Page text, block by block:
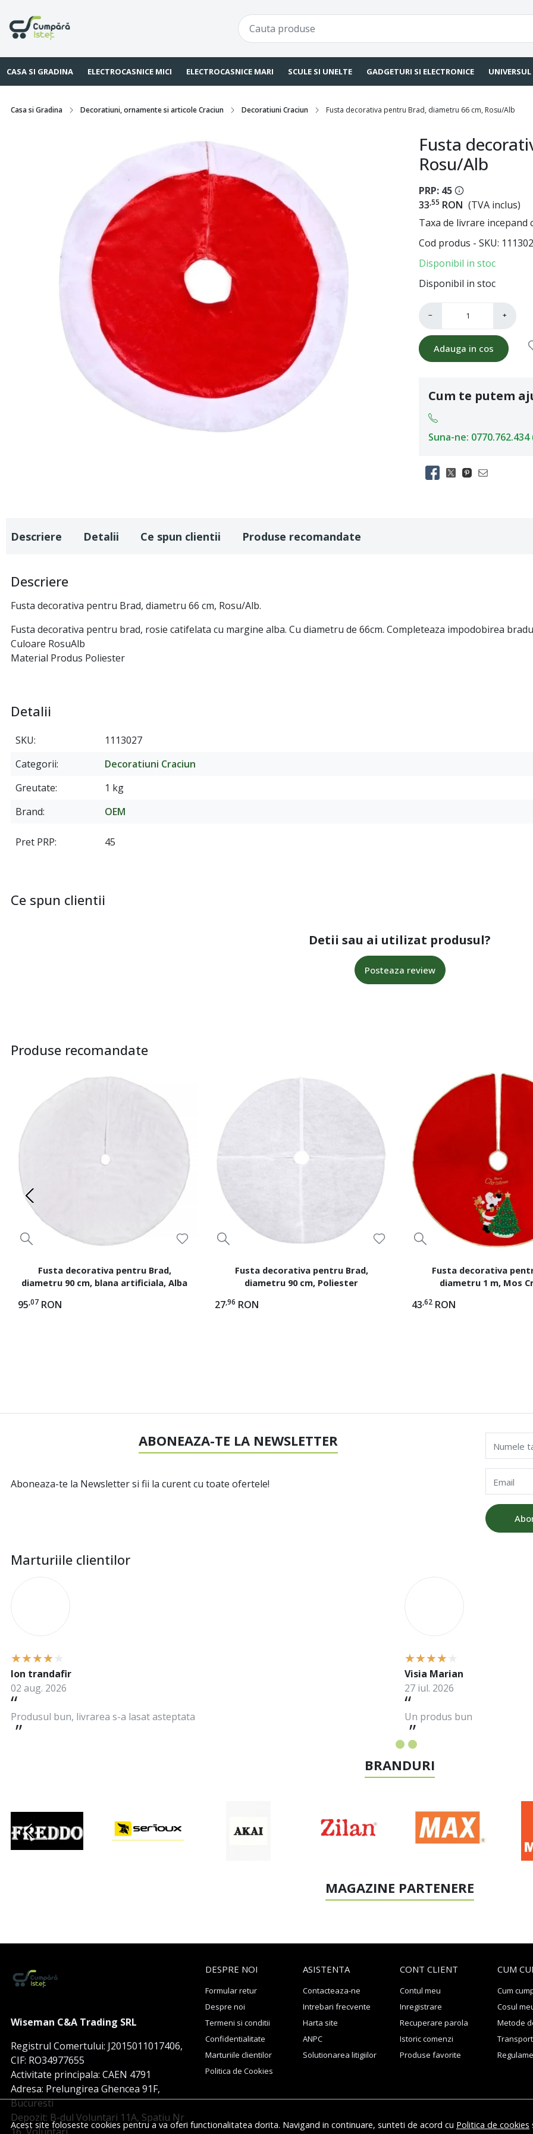
CASA SI GRADINA ELECTROCASNICE MICI ELECTROCASNICE MARI SCULE SI UNELTE GADGETURI SI ELECTRONICE
Casa si Gradina Decoratiuni, ornamente si articole Craciun Decoratiuni Craciun Fusta decorativa pentru Brad, diametru 66 cm, Rosu/Alb
Fusta
Rosu/Alb
PRP: 45
33,55 RON (TVA inclus)
Taxa de livrare incepand
Cod produs - SKU
Disponibil in stoc
Disponibil in stoc
− +
Adauga in cos
Cum te putem
Suna-ne:
Descriere Detalii Ce spun clientii Produse recomandate
Descriere
Fusta decorativa pentru Brad, diametru 66 cm, Rosu/Alb.
Fusta decorativa pentru brad, rosie catifelata cu margine alba. Cu diametru de 66cm. Completeaza impodobirea
Culoare RosuAlb
Material Produs Poliester
Detalii
SKU
1113027
Categorii
Decoratiuni Craciun
Greutate
1 kg
Brand
OEM
Pret PRP 45
Ce spun clientii
Detii sau ai utilizat produsul?
Posteaza review
Produse recomandate
Fusta decorativa pentru Brad,
diametru 90 cm, blana artificiala, Alba
95,07 RON
Fusta decorativa pentru Brad,
diametru 90 cm, Poliester
27,96 RON
Fusta decorativa
diametru 1 m, Mos
43,62 RON
Acest site foloseste cookies pentru a va oferi functionalitatea dorita. Navigand in continuare, sunteti de acord cu Politica de cookies
ABONEAZA-TE LA NEWSLETTER
Aboneaza-te la Newsletter si fii la curent cu toate ofertele!
Numele
Email
Marturiile clientilor
Produsul bun, livrarea s-a lasat asteptata
Ion trandafir
02 aug. 2026
Un produs bun
Visia Marian
27 iul. 2026
BRANDURI
MAGAZINE PARTENERE
Wiseman C&A Trading SRL
Registrul Comertului: J2015011017406,
CIF: RO34977655
Activitate principala: CAEN 4791
Adresa: Prelungirea Ghencea 91F,
Bucuresti
Depozit: B-dul Voluntari 11A, Spatiu Nr
DESPRE NOI
Formular retur
Despre noi
Termeni si conditii
Confidentialitate
Marturiile clientilor
Politica de Cookies
ASISTENTA
Contacteaza-ne
Intrebari frecvente
Harta site
ANPC
Solutionarea litigiilor
CONT CLIENT
Contul meu
Inregistrare
Recuperare parola
Istoric comenzi
Produse favorite
CUM
Cum
Cosul
Metode